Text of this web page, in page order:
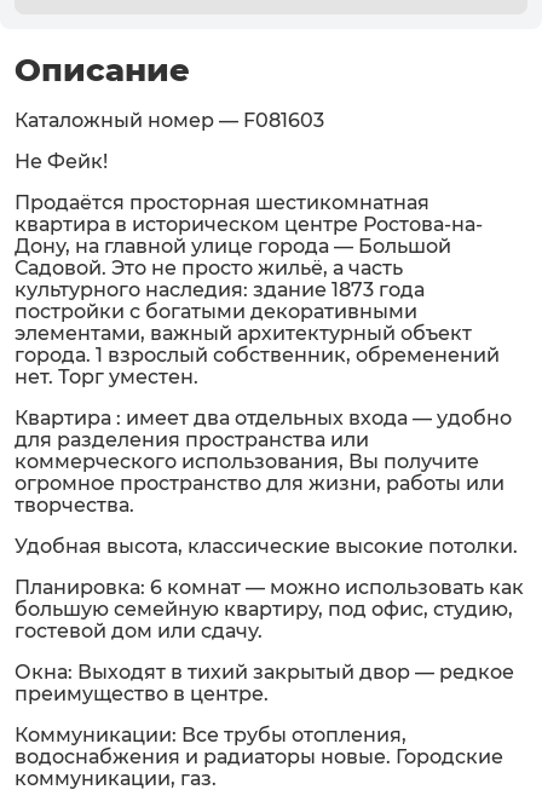
Описание
Каталожный номер — F081603
Не Фейк!
Продаётся просторная шестикомнатная
квартира в историческом центре Ростова-на-
Дону, на главной улице города — Большой
Садовой. Это не просто жильё, а часть
культурного наследия: здание 1873 года
постройки с богатыми декоративными
элементами, важный архитектурный объект
города. 1 взрослый собственник, обременений
нет. Торг уместен.
Квартира : имеет два отдельных входа — удобно
для разделения пространства или
коммерческого использования, Вы получите
огромное пространство для жизни, работы или
творчества.
Удобная высота, классические высокие потолки.
Планировка: 6 комнат — можно использовать как
большую семейную квартиру, под офис, студию,
гостевой дом или сдачу.
Окна: Выходят в тихий закрытый двор — редкое
преимущество в центре.
Коммуникации: Все трубы отопления,
водоснабжения и радиаторы новые. Городские
коммуникации, газ.